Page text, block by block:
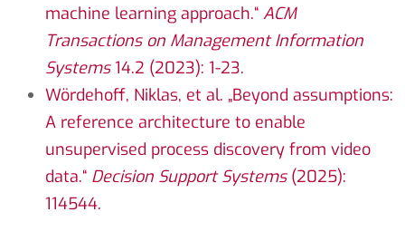
machine learning approach.“ ACM
Transactions on Management Information
Systems14.2 (2023): 1-23.
Wördehoff, Niklas, et al. „Beyond assumptions:
A reference architecture to enable
unsupervised process discovery from video
data.“ Decision Support Systems(2025):
114544.